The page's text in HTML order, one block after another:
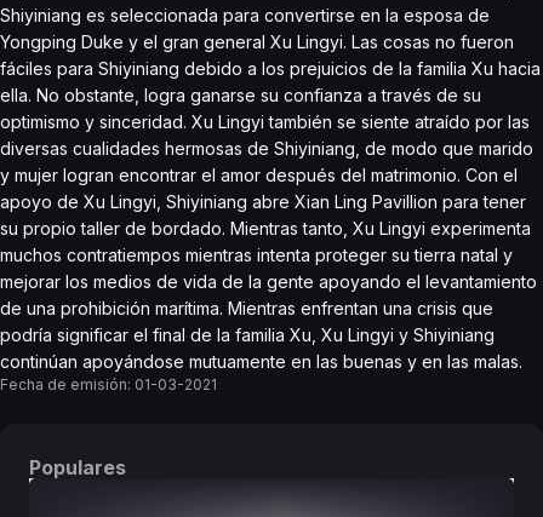
Shiyiniang es seleccionada para convertirse en la esposa de
Yongping Duke y el gran general Xu Lingyi. Las cosas no fueron
fáciles para Shiyiniang debido a los prejuicios de la familia Xu hacia
ella. No obstante, logra ganarse su confianza a través de su
optimismo y sinceridad. Xu Lingyi también se siente atraído por las
diversas cualidades hermosas de Shiyiniang, de modo que marido
y mujer logran encontrar el amor después del matrimonio. Con el
apoyo de Xu Lingyi, Shiyiniang abre Xian Ling Pavillion para tener
su propio taller de bordado. Mientras tanto, Xu Lingyi experimenta
muchos contratiempos mientras intenta proteger su tierra natal y
mejorar los medios de vida de la gente apoyando el levantamiento
de una prohibición marítima. Mientras enfrentan una crisis que
podría significar el final de la familia Xu, Xu Lingyi y Shiyiniang
continúan apoyándose mutuamente en las buenas y en las malas.
Fecha de emisión: 01-03-2021
Populares